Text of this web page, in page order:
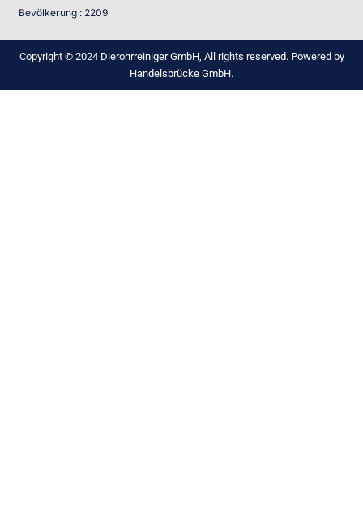
Bevölkerung : 2209
Copyright © 2024 Dierohrreiniger GmbH, All rights reserved. Powered by
Handelsbrücke GmbH.